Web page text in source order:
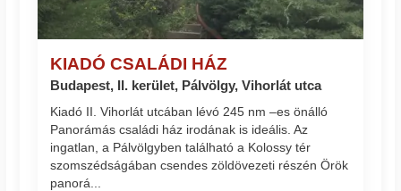
KIADÓ CSALÁDI HÁZ
Budapest, II. kerület, Pálvölgy, Vihorlát utca
Kiadó II. Vihorlát utcában lévó 245 nm –es önálló
Panorámás családi ház irodának is ideális. Az
ingatlan, a Pálvölgyben található a Kolossy tér
szomszédságában csendes zöldövezeti részén Örök
panorá...